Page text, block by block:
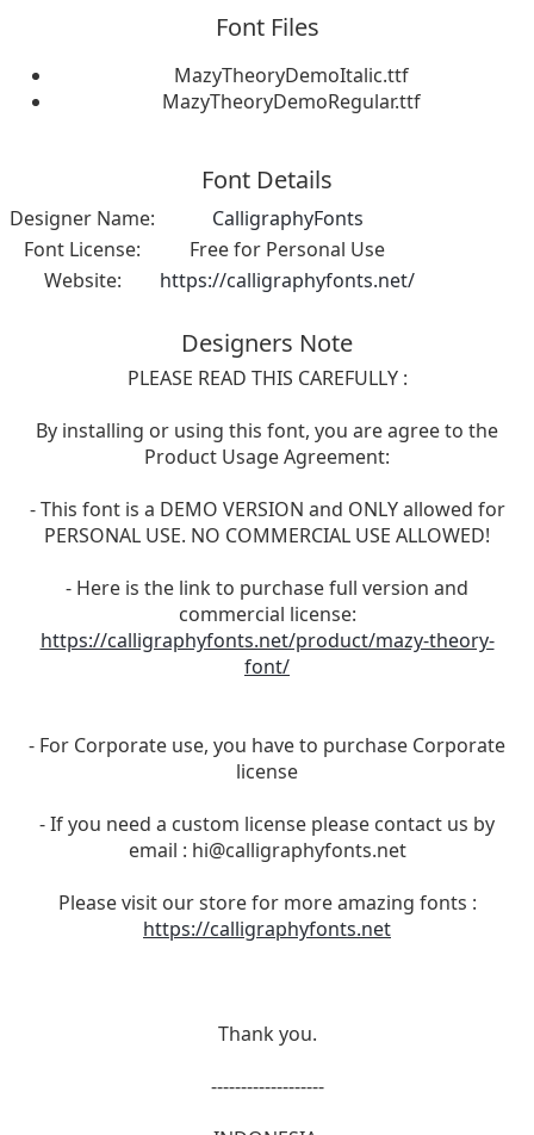
Font Files
MazyTheoryDemoItalic.ttf
MazyTheoryDemoRegular.ttf
Font Details
Designer Name:
CalligraphyFonts
Font License:
Free for Personal Use
Website:
https://calligraphyfonts.net/
Designers Note
PLEASE READ THIS CAREFULLY :
By installing or using this font, you are agree to the
Product Usage Agreement:
- This font is a DEMO VERSION and ONLY allowed for
PERSONAL USE. NO COMMERCIAL USE ALLOWED!
- Here is the link to purchase full version and
commercial license:
https://calligraphyfonts.net/product/mazy-theory-
font/
- For Corporate use, you have to purchase Corporate
license
- If you need a custom license please contact us by
email : hi@calligraphyfonts.net
Please visit our store for more amazing fonts :
https://calligraphyfonts.net
Thank you.
-------------------